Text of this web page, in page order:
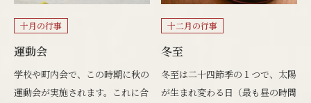
十月の行事
運動会
学校や町内会で、この時期に秋の
運動会が実施されます。これに合
十二月の行事
冬至
冬至は二十四節季の１つで、太陽
が生まれ変わる日（最も昼の時間